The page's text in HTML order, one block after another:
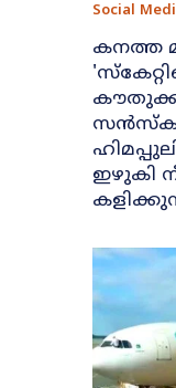
Social
കനത്ത
ഇഴുകി